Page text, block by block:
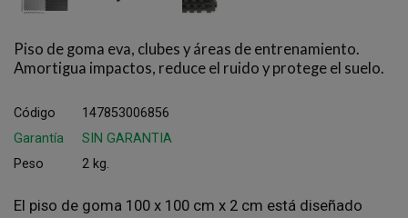
Piso de goma eva, clubes y áreas de entrenamiento.
Amortigua impactos, reduce el ruido y protege el suelo.
Código
147853006856
Garantía
SIN GARANTIA
Peso
2 kg.
El piso de goma 100 x 100 cm x 2 cm está diseñado